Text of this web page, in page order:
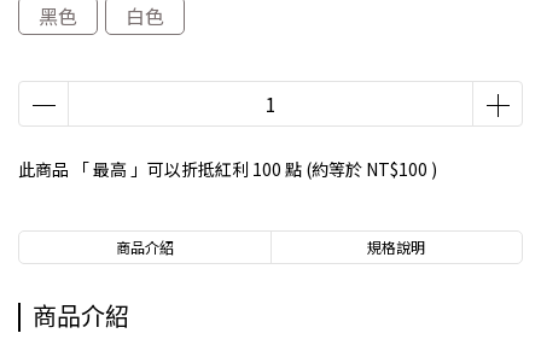
黑色
白色
此商品 「 最高 」可以折抵紅利 100 點 (約等於 NT$100 )
商品介紹 規格說明
商品介紹